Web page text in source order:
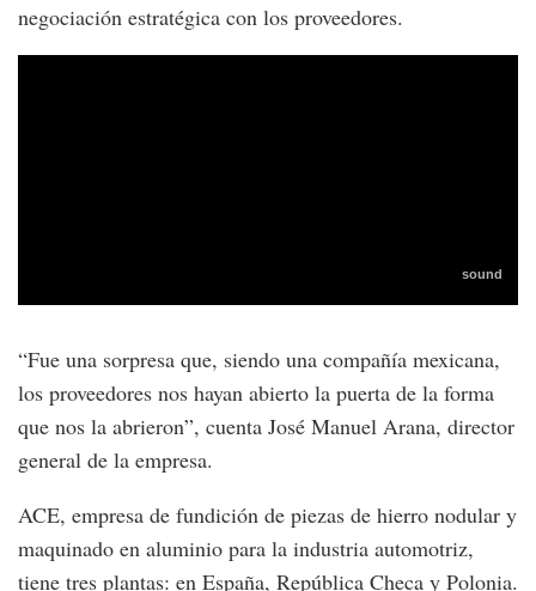
negociación estratégica con los proveedores.
“Fue una sorpresa que, siendo una compañía mexicana,
los proveedores nos hayan abierto la puerta de la forma
que nos la abrieron”, cuenta José Manuel Arana, director
general de la empresa.
ACE, empresa de fundición de piezas de hierro nodular y
maquinado en aluminio para la industria automotriz,
tiene tres plantas: en España, República Checa y Polonia.